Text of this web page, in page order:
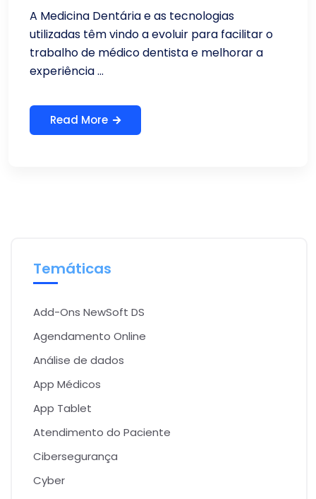
A Medicina Dentária e as tecnologias
utilizadas têm vindo a evoluir para facilitar o
trabalho de médico dentista e melhorar a
experiência ...
Read More
Temáticas
Add-Ons NewSoft DS
Agendamento Online
Análise de dados
App Médicos
App Tablet
Atendimento do Paciente
Cibersegurança
Cyber